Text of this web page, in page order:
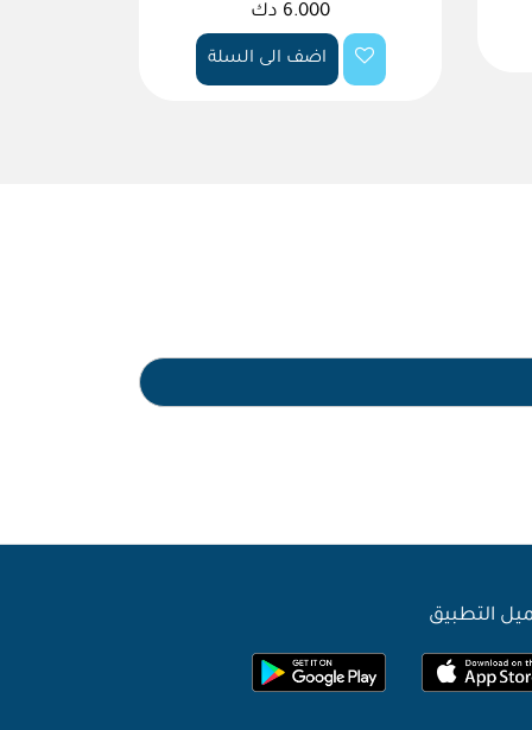
6.000 دك
اضف الى السلة
التطبيق